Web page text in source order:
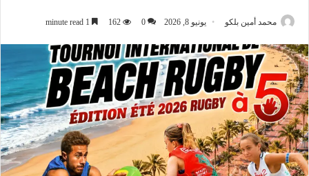
محمد أمين بلكو يونيو 8, 2026 0
162